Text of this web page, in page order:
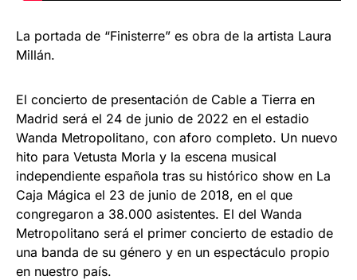
La portada de “Finisterre” es obra de la artista Laura
Millán.
El concierto de presentación de Cable a Tierra en
Madrid será el 24 de junio de 2022 en el estadio
Wanda Metropolitano, con aforo completo. Un nuevo
hito para Vetusta Morla y la escena musical
independiente española tras su histórico show en La
Caja Mágica el 23 de junio de 2018, en el que
congregaron a 38.000 asistentes. El del Wanda
Metropolitano será el primer concierto de estadio de
una banda de su género y en un espectáculo propio
en nuestro país.